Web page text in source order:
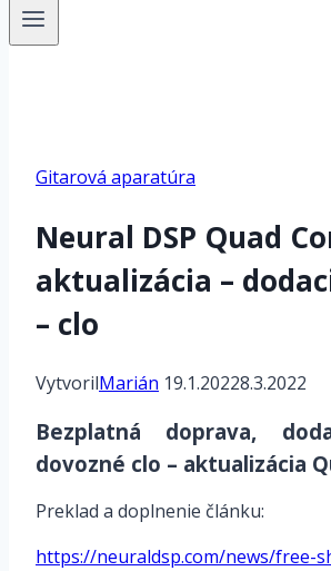
Gitarová aparatúra
Neural DSP Quad
aktualizácia –
– clo
VytvorilMarián 19.1.20228.3.2022
Bezplatná doprava,
dovozné clo – aktualizácia
Preklad a doplnenie článku:
https://neuraldsp.com/news/free-